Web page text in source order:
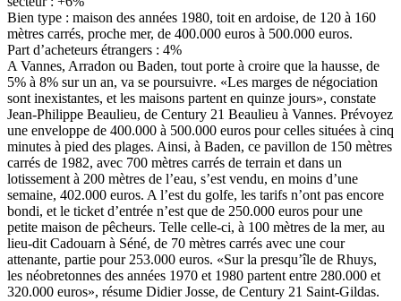
Bien type : maison des années 1980, toit en ardoise, de 120 à 160
mètres carrés, proche mer, de 400.000 euros à 500.000 euros.
Part d’acheteurs étrangers : 4%
A Vannes, Arradon ou Baden, tout porte à croire que la hausse, de
5% à 8% sur un an, va se poursuivre. «Les marges de négociation
sont inexistantes, et les maisons partent en quinze jours», constate
Jean-Philippe Beaulieu, de Century 21 Beaulieu à Vannes. Prévoyez
une enveloppe de 400.000 à 500.000 euros pour celles situées à cinq
minutes à pied des plages. Ainsi, à Baden, ce pavillon de 150 mètres
carrés de 1982, avec 700 mètres carrés de terrain et dans un
lotissement à 200 mètres de l’eau, s’est vendu, en moins d’une
semaine, 402.000 euros. A l’est du golfe, les tarifs n’ont pas encore
bondi, et le ticket d’entrée n’est que de 250.000 euros pour une
petite maison de pêcheurs. Telle celle-ci, à 100 mètres de la mer, au
lieu-dit Cadouarn à Séné, de 70 mètres carrés avec une cour
attenante, partie pour 253.000 euros. «Sur la presqu’île de Rhuys,
les néobretonnes des années 1970 et 1980 partent entre 280.000 et
320.000 euros», résume Didier Josse, de Century 21 Saint-Gildas.